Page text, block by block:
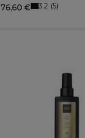
76,60 € 3.2 5